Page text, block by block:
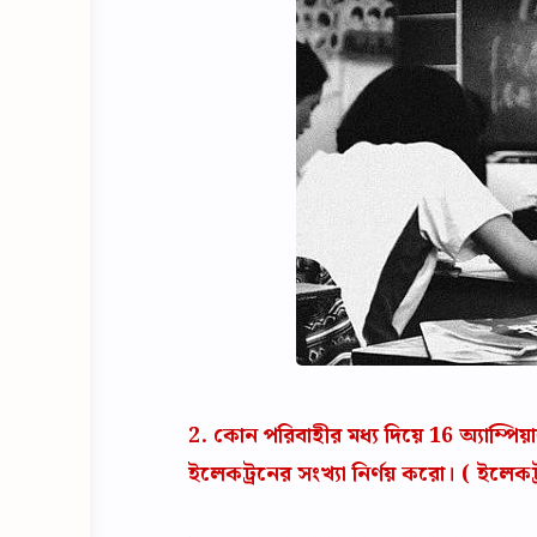
2. কোন পরিবাহীর মধ্য দিয়ে 16
ইলেকট্রনের সংখ্যা নির্ণয় করো। (